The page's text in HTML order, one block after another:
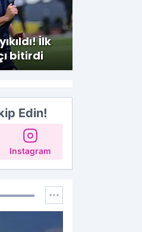
İlk
bitirdi
Edin!
Instagram